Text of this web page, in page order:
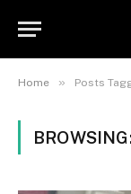
Home » Posts